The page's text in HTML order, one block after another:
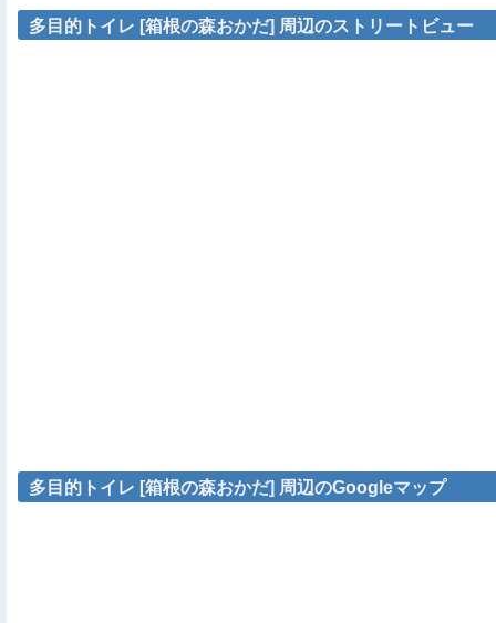
多目的トイレ [箱根の森おかだ] 周辺のストリートビュー
多目的トイレ [箱根の森おかだ] 周辺のGoogleマップ